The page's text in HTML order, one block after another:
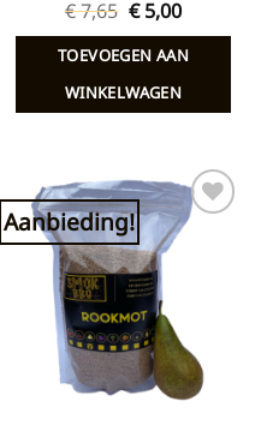
€7,65
prijs
was:
€ 7,65.
€5,00Huidige
is:
€ 5,00.
TOEVOEGEN AAN
WINKELWAGEN
Aanbieding!
Toevoegen
verlanglijst